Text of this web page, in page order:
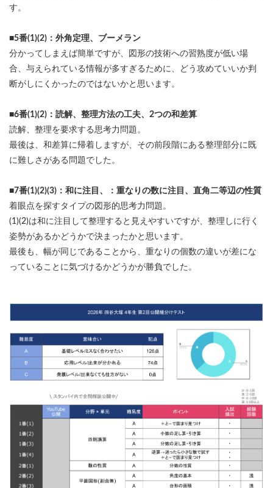
す。
■5番(1)(2)：外角定理、ブーメラン
分かってしまえば簡単ですが、図形の技術への習熟度が低い場
合、与えられている情報が多すぎるために、どう攻めていいか判
断がしにくかったのではないかと思います。
■6番(1)(2)：読解、整理方法の工夫、2つの和差算
読解、整理を要求する思考力問題。
最後は、和差算に帰着しますが、その前段階にある整理部分に既
に難しさがある問題でした。
■7番(1)(2)(3)：和に注目、：重なりの数に注目、直角二等辺の性質
着眼点を探すタイプの図形的思考力問題。
(1)(2)は和に注目して整理すると見えやすいですが、整理しに行く
姿勢があるかどうかで決まったかと思います。
最後も、幅が同じであることから、重なりの個数の違いが差にな
っていることに気づけるかどうかが勝負でした。